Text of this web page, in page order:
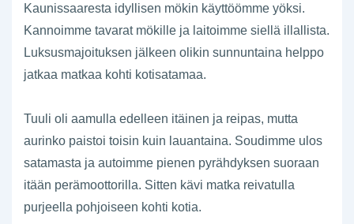
Kaunissaaresta idyllisen mökin käyttöömme yöksi.
Kannoimme tavarat mökille ja laitoimme siellä illallista.
Luksusmajoituksen jälkeen olikin sunnuntaina helppo
jatkaa matkaa kohti kotisatamaa.
Tuuli oli aamulla edelleen itäinen ja reipas, mutta
aurinko paistoi toisin kuin lauantaina. Soudimme ulos
satamasta ja autoimme pienen pyrähdyksen suoraan
itään perämoottorilla. Sitten kävi matka reivatulla
purjeella pohjoiseen kohti kotia.